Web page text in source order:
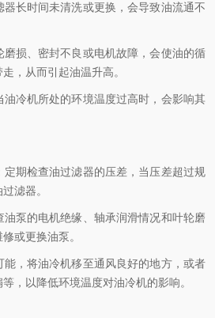
长时间未清洗或更换，会导致油流通不
损、密封不良或电机故障，会使油的循
，从而引起油温升高。
冷机所处的环境温度过高时，会影响其
期检查油过滤器的压差，当压差超过规
滤器。
泵的电机绝缘、轴承润滑情况和叶轮磨
或更换油泵。
，将油冷机移至通风良好的地方，或者
，以降低环境温度对油冷机的影响。